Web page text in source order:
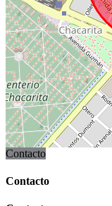
Contacto
Contacto